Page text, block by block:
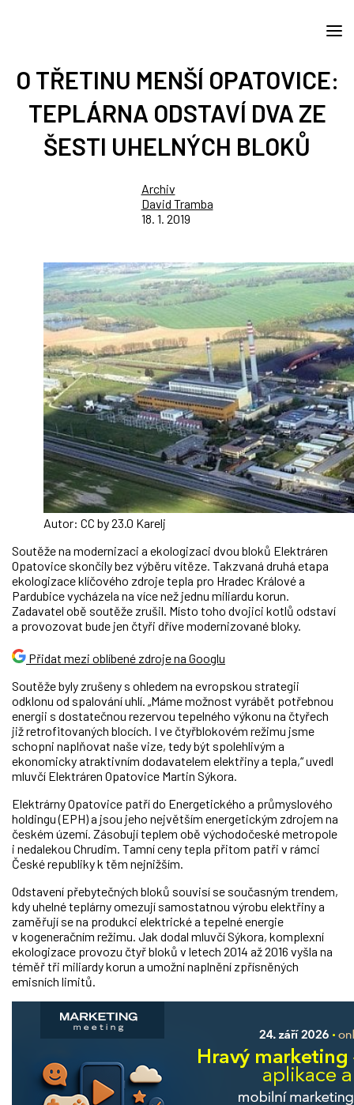
O TŘETINU MENŠÍ OPATOVICE:
TEPLÁRNA ODSTAVÍ DVA ZE
ŠESTI UHELNÝCH BLOKŮ
Archiv
David Tramba
18. 1. 2019
Autor: CC by 23.0 Karelj
Soutěže na modernizaci a ekologizaci dvou bloků Elektráren
Opatovice skončily bez výběru vítěze. Takzvaná druhá etapa
ekologizace klíčového zdroje tepla pro Hradec Králové a
Pardubice vycházela na více než jednu miliardu korun.
Zadavatel obě soutěže zrušil. Místo toho dvojici kotlů odstaví
a provozovat bude jen čtyři dříve modernizované bloky.
Přidat mezi oblíbené zdroje na Googlu
Soutěže byly zrušeny s ohledem na evropskou strategii
odklonu od spalování uhlí. „Máme možnost vyrábět potřebnou
energii s dostatečnou rezervou tepelného výkonu na čtyřech
již retrofitovaných blocích. I ve čtyřblokovém režimu jsme
schopni naplňovat naše vize, tedy být spolehlivým a
ekonomicky atraktivním dodavatelem elektřiny a tepla,“ uvedl
mluvčí Elektráren Opatovice Martin Sýkora.
Elektrárny Opatovice patří do Energetického a průmyslového
holdingu (EPH) a jsou jeho největším energetickým zdrojem na
českém území. Zásobují teplem obě východočeské metropole
i nedalekou Chrudim. Tamní ceny tepla přitom patři v rámci
České republiky k těm nejnižším.
Odstavení přebytečných bloků souvisí se současným trendem,
kdy uhelné teplárny omezují samostatnou výrobu elektřiny a
zaměřují se na produkci elektrické a tepelné energie
v kogeneračním režimu. Jak dodal mluvčí Sýkora, komplexní
ekologizace provozu čtyř bloků v letech 2014 až 2016 vyšla na
téměř tři miliardy korun a umožní naplnění zpřísněných
emisních limitů.